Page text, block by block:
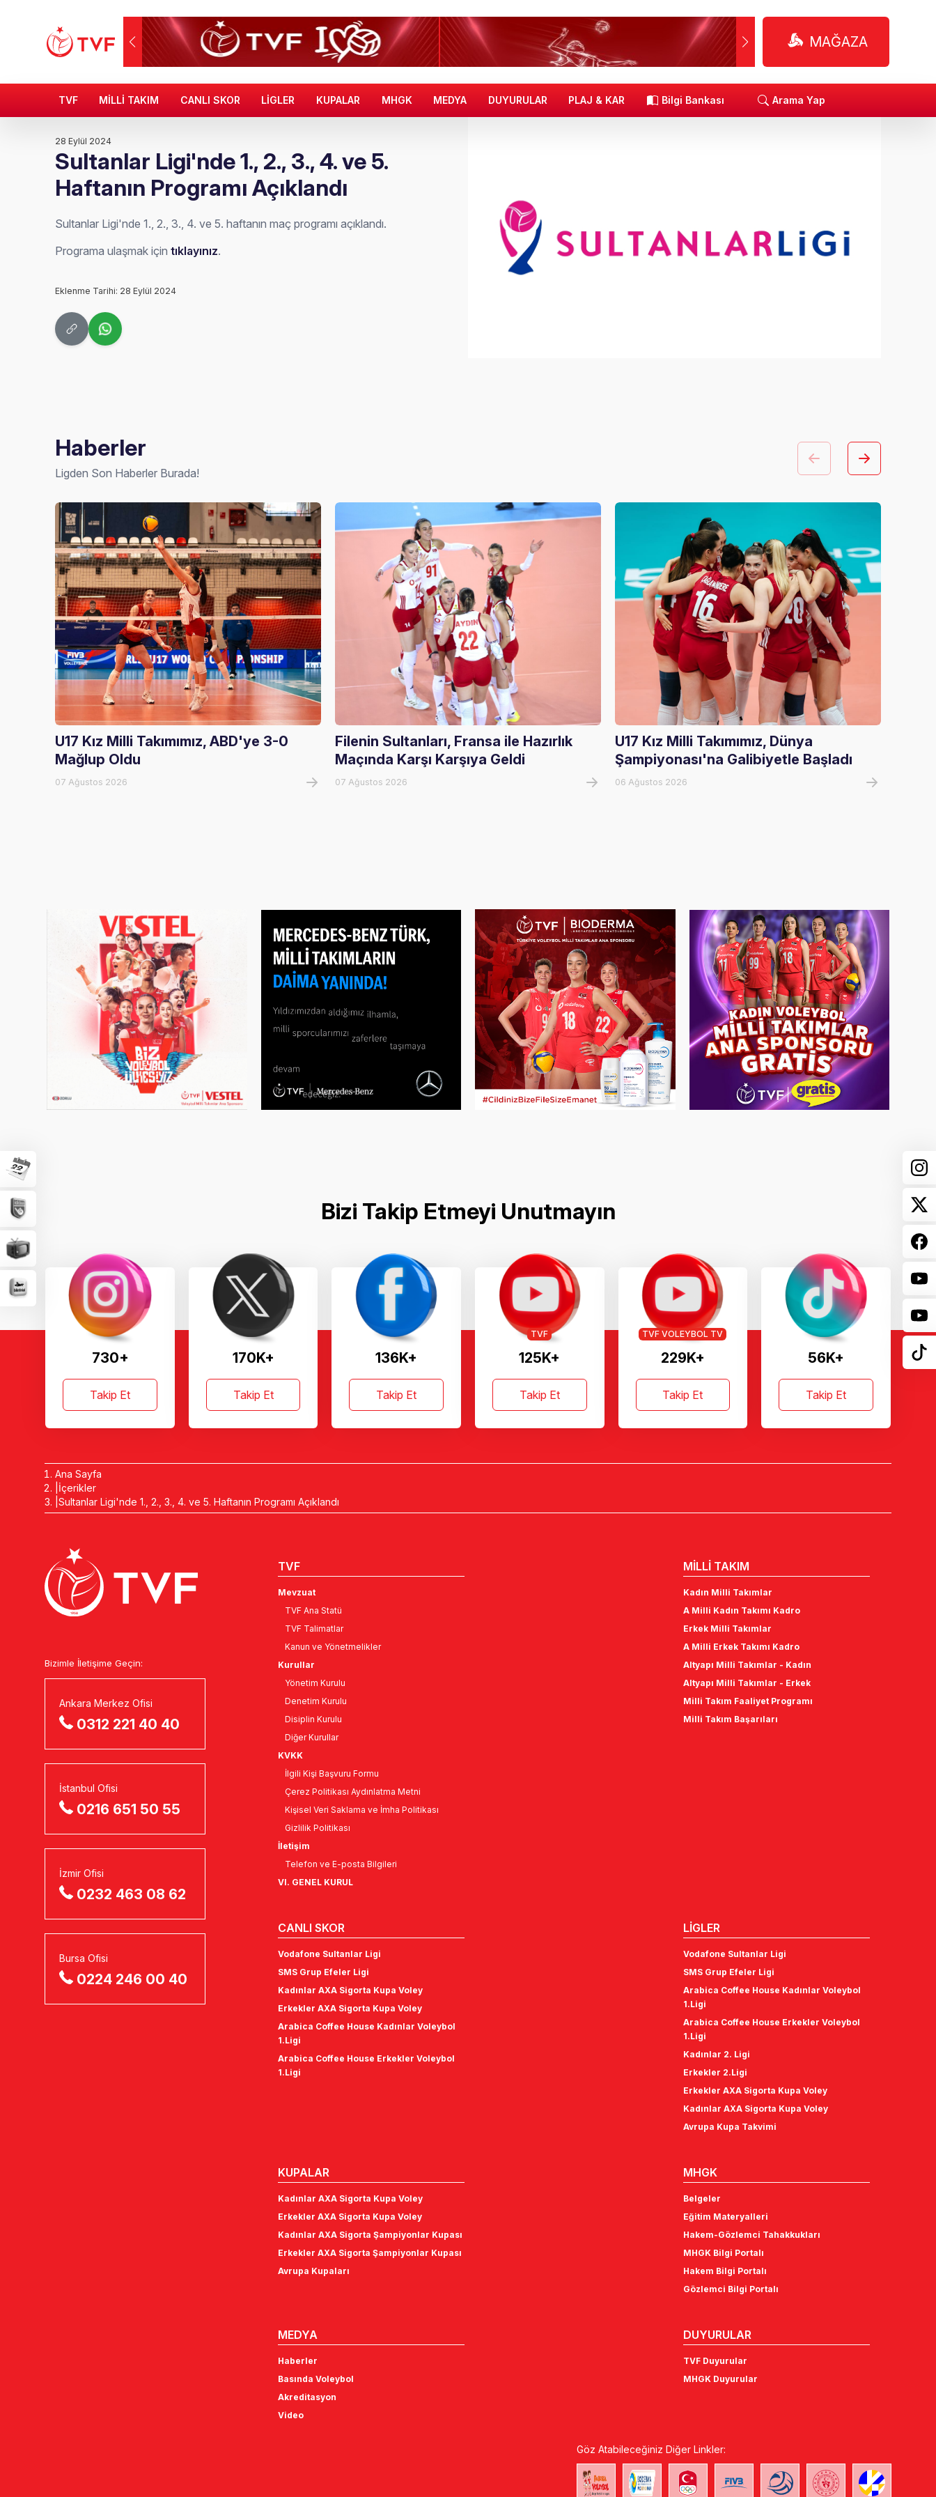
MAĞAZA
TVF MİLLİ TAKIM CANLI SKOR LİGLER KUPALAR MHGK MEDYA DUYURULAR PLAJ & KAR Bilgi Bankası Arama Yap
28 Eylül 2024
Sultanlar Ligi'nde 1., 2., 3., 4. ve 5.
Haftanın Programı Açıklandı
Sultanlar Ligi'nde 1., 2., 3., 4. ve 5. haftanın maç programı açıklandı.
Programa ulaşmak içintıklayınız.
Eklenme Tarihi: 28 Eylül 2024
Haberler
Ligden Son Haberler Burada!
U17 Kız Milli Takımımız, ABD'ye 3-0
Mağlup Oldu
07 Ağustos 2026
Filenin Sultanları, Fransa ile Hazırlık
Maçında Karşı Karşıya Geldi
07 Ağustos 2026
U17 Kız Milli Takımımız, Dünya
Şampiyonası'na Galibiyetle Başladı
06 Ağustos 2026
Bizi Takip Etmeyi Unutmayın
730+
Takip Et
170K+
Takip Et
136K+
Takip Et
125K+
TVF
Takip Et
229K+
TVF VOLEYBOL TV
Takip Et
56K+
Takip Et
Ana Sayfa
İçerikler
Sultanlar Ligi'nde 1., 2., 3., 4. ve 5. Haftanın Programı Açıklandı
Bizimle İletişime Geçin:
Ankara Merkez Ofisi
0312 221 40 40
İstanbul Ofisi
0216 651 50 55
İzmir Ofisi
0232 463 08 62
Bursa Ofisi
0224 246 00 40
TVF
Mevzuat
TVF Ana Statü
TVF Talimatlar
Kanun ve Yönetmelikler
Kurullar
Yönetim Kurulu
Denetim Kurulu
Disiplin Kurulu
Diğer Kurullar
KVKK
İlgili Kişi Başvuru Formu
Çerez Politikası Aydınlatma Metni
Kişisel Veri Saklama ve İmha Politikası
Gizlilik Politikası
İletişim
Telefon ve E-posta Bilgileri
VI. GENEL KURUL
MİLLİ TAKIM
Kadın Milli Takımlar
A Milli Kadın Takımı Kadro
Erkek Milli Takımlar
A Milli Erkek Takımı Kadro
Altyapı Milli Takımlar - Kadın
Altyapı Milli Takımlar - Erkek
Milli Takım Faaliyet Programı
Milli Takım Başarıları
CANLI SKOR
Vodafone Sultanlar Ligi
SMS Grup Efeler Ligi
Kadınlar AXA Sigorta Kupa Voley
Erkekler AXA Sigorta Kupa Voley
Arabica Coffee House Kadınlar Voleybol
1.Ligi
Arabica Coffee House Erkekler Voleybol
1.Ligi
LİGLER
Vodafone Sultanlar Ligi
SMS Grup Efeler Ligi
Arabica Coffee House Kadınlar Voleybol
1.Ligi
Arabica Coffee House Erkekler Voleybol
1.Ligi
Kadınlar 2. Ligi
Erkekler 2.Ligi
Erkekler AXA Sigorta Kupa Voley
Kadınlar AXA Sigorta Kupa Voley
Avrupa Kupa Takvimi
KUPALAR
Kadınlar AXA Sigorta Kupa Voley
Erkekler AXA Sigorta Kupa Voley
Kadınlar AXA Sigorta Şampiyonlar Kupası
Erkekler AXA Sigorta Şampiyonlar Kupası
Avrupa Kupaları
MHGK
Belgeler
Eğitim Materyalleri
Hakem-Gözlemci Tahakkukları
MHGK Bilgi Portalı
Hakem Bilgi Portalı
Gözlemci Bilgi Portalı
MEDYA
Haberler
Basında Voleybol
Akreditasyon
Video
DUYURULAR
TVF Duyurular
MHGK Duyurular
Göz Atabileceğiniz Diğer Linkler: